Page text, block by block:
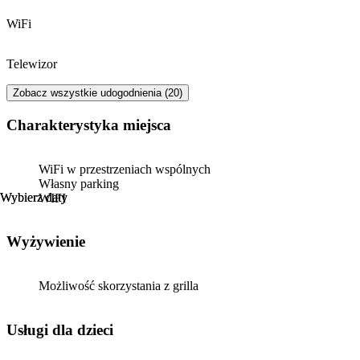
Wybierz daty
Wybierz daty
WiFi
Telewizor
Zobacz wszystkie udogodnienia (20)
Charakterystyka miejsca
WiFi w przestrzeniach wspólnych
Własny parking
WIFI
Wyżywienie
Możliwość skorzystania z grilla
usługi dla dzieci